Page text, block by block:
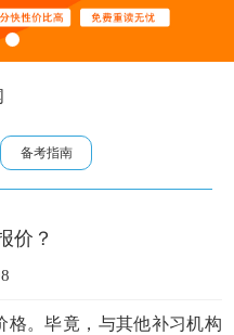
备考指南
价？
格。毕竟，与其他补习机构